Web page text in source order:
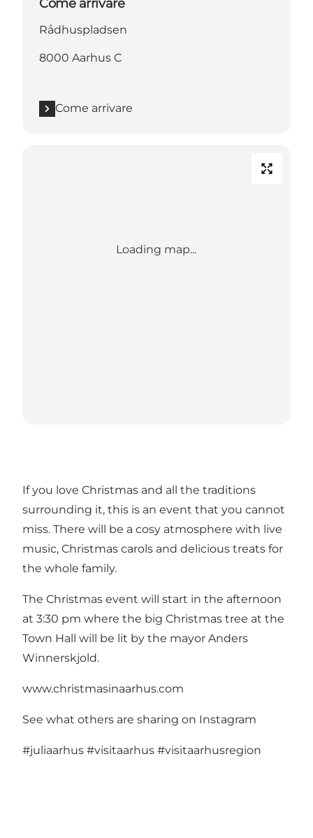
Come arrivare
Rådhuspladsen
8000 Aarhus C
Come arrivare
Loading map...
If you love Christmas and all the traditions
surrounding it, this is an event that you cannot
miss. There will be a cosy atmosphere with live
music, Christmas carols and delicious treats for
the whole family.
The Christmas event will start in the afternoon
at 3:30 pm where the big Christmas tree at the
Town Hall will be lit by the mayor Anders
Winnerskjold.
www.christmasinaarhus.com
See what others are sharing on Instagram
#juliaarhus #visitaarhus #visitaarhusregion